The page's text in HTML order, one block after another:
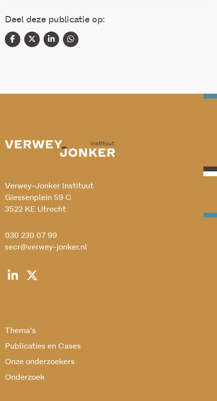
Deel deze publicatie op:
Verwey-Jonker Instituut
Giessenplein 59 C
3522 KE Utrecht
030 230 07 99
secr@verwey-jonker.nl
Thema’s
Publicaties en Cases
Onze onderzoekers
Onderzoek